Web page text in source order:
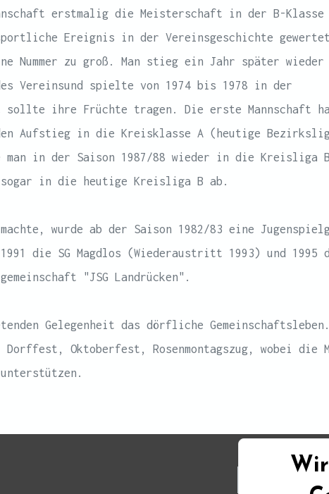
erstmalig die Meisterschaft in der B-
Ereignis in der Vereinsgeschichte
Nummer zu groß. Man stieg ein Jahr später
Vereinsund spielte von 1974 bis 1978 in der
sollte ihre Früchte tragen. Die erste Mannschaft
Aufstieg in die Kreisklasse A (heutige
man in der Saison 1987/88 wieder in die Kreisliga
in die heutige Kreisliga B ab.
wurde ab der Saison 1982/83 eine
die SG Magdlos (Wiederaustritt 1993) und 1995
"JSG Landrücken".
Gelegenheit das dörfliche Gemeinschaftsleben.
Oktoberfest, Rosenmontagszug, wobei die